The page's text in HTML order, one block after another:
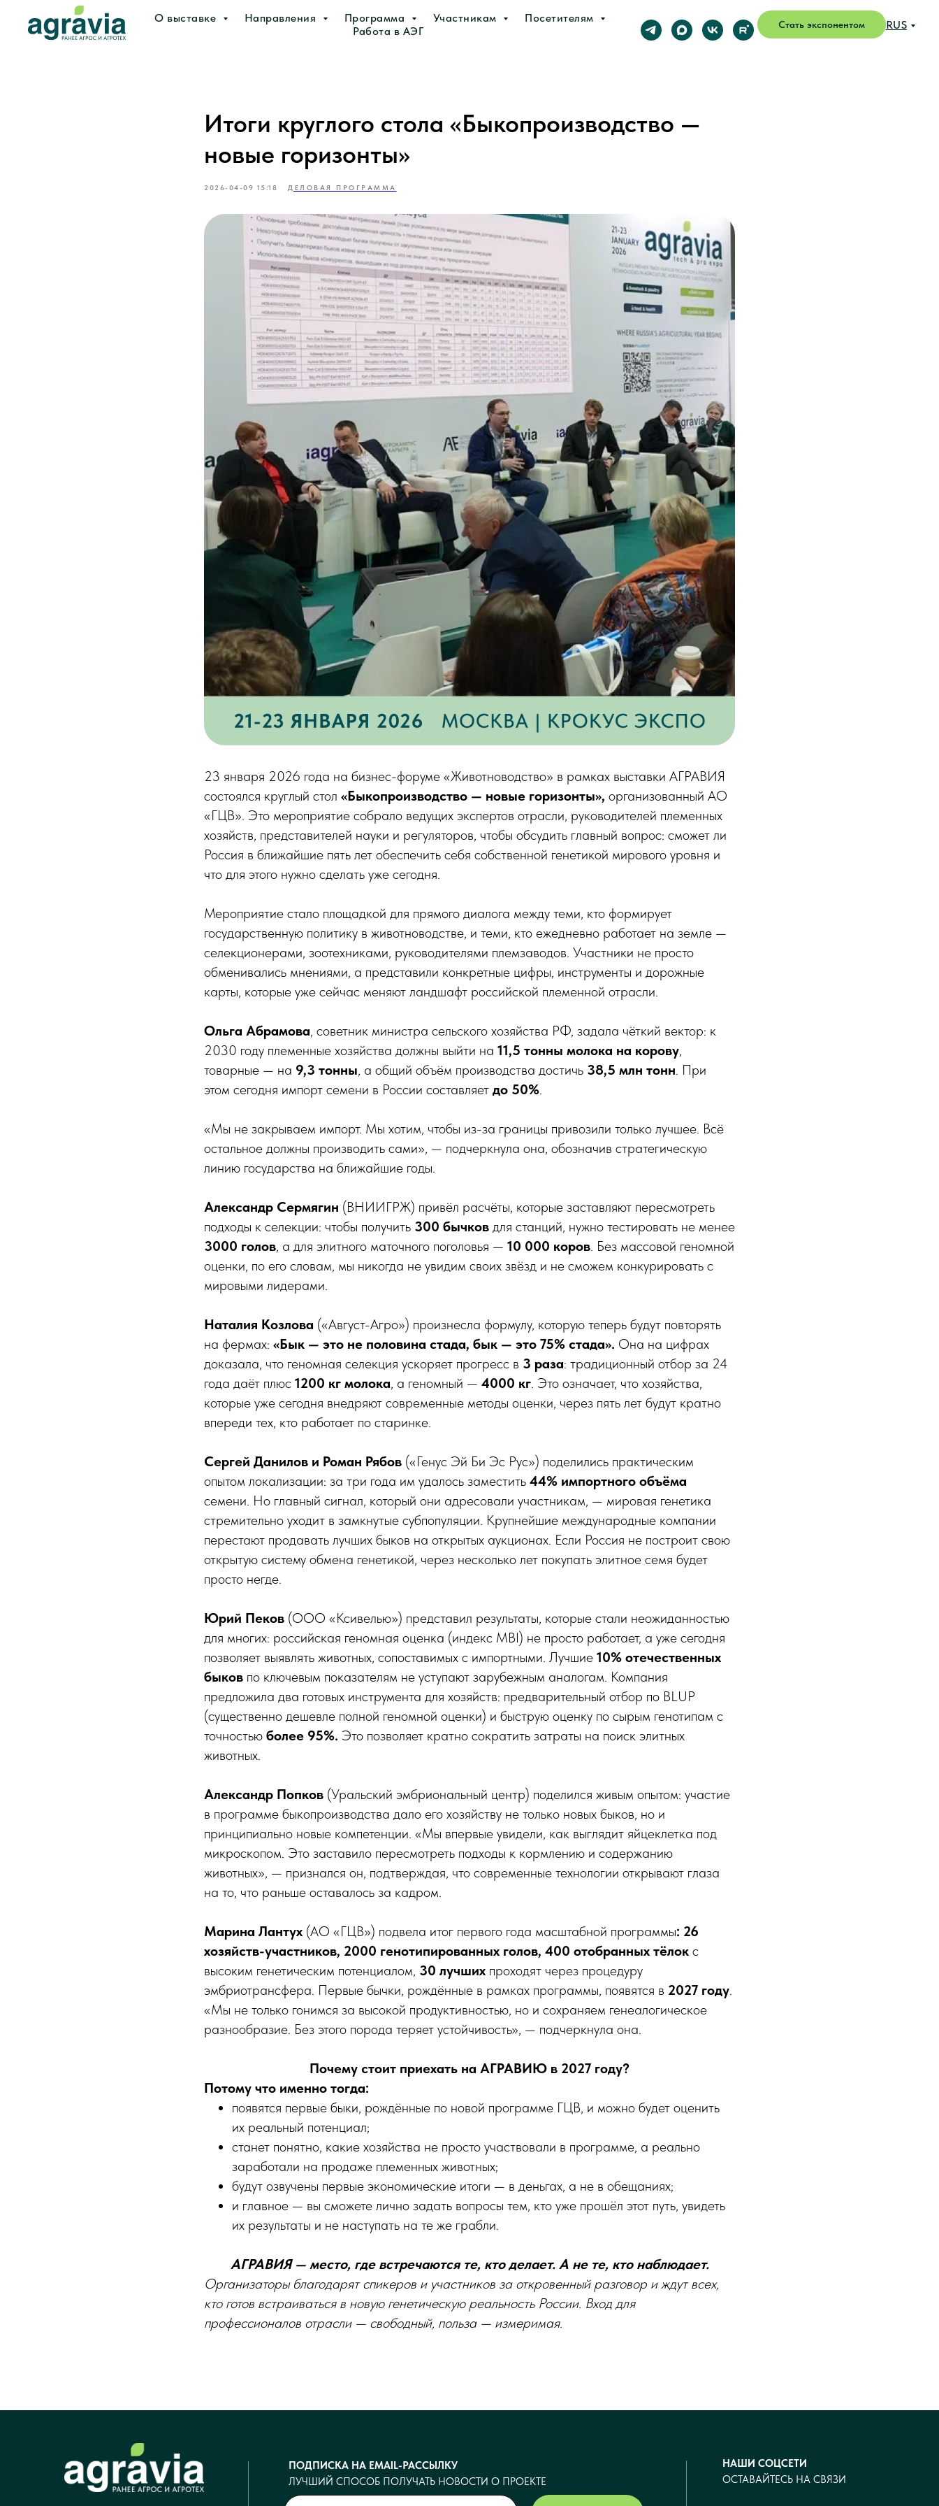
О выставке Направления Программа Участникам
Посетителям
Работа в АЭГ
Стать экспонентом RUS
Итоги круглого стола «Быкопроизводство —
новые горизонты»
2026-04-09 15:18 ДЕЛОВАЯ ПРОГРАММА
23 января 2026 года на бизнес-форуме «Животноводство» в рамках выставки АГРАВИЯ
состоялся круглый стол «Быкопроизводство — новые горизонты», организованный АО
«ГЦВ». Это мероприятие собрало ведущих экспертов отрасли, руководителей племенных
хозяйств, представителей науки и регуляторов, чтобы обсудить главный вопрос: сможет ли
Россия в ближайшие пять лет обеспечить себя собственной генетикой мирового уровня и
что для этого нужно сделать уже сегодня.
Мероприятие стало площадкой для прямого диалога между теми, кто формирует
государственную политику в животноводстве, и теми, кто ежедневно работает на земле —
селекционерами, зоотехниками, руководителями племзаводов. Участники не просто
обменивались мнениями, а представили конкретные цифры, инструменты и дорожные
карты, которые уже сейчас меняют ландшафт российской племенной отрасли.
Ольга Абрамова, советник министра сельского хозяйства РФ, задала чёткий вектор: к
2030 году племенные хозяйства должны выйти на 11,5 тонны молока на корову,
товарные — на 9,3 тонны, а общий объём производства достичь 38,5 млн тонн. При
этом сегодня импорт семени в России составляет до 50%.
«Мы не закрываем импорт. Мы хотим, чтобы из-за границы привозили только лучшее. Всё
остальное должны производить сами», — подчеркнула она, обозначив стратегическую
линию государства на ближайшие годы.
Александр Сермягин (ВНИИГРЖ) привёл расчёты, которые заставляют пересмотреть
подходы к селекции: чтобы получить 300 бычков для станций, нужно тестировать не менее
3000 голов, а для элитного маточного поголовья — 10 000 коров. Без массовой геномной
оценки, по его словам, мы никогда не увидим своих звёзд и не сможем конкурировать с
мировыми лидерами.
Наталия Козлова («Август-Агро») произнесла формулу, которую теперь будут повторять
на фермах: «Бык — это не половина стада, бык — это 75% стада». Она на цифрах
доказала, что геномная селекция ускоряет прогресс в 3 раза: традиционный отбор за 24
года даёт плюс 1200 кг молока, а геномный — 4000 кг. Это означает, что хозяйства,
которые уже сегодня внедряют современные методы оценки, через пять лет будут кратно
впереди тех, кто работает по старинке.
Сергей Данилов и Роман Рябов («Генус Эй Би Эс Рус») поделились практическим
опытом локализации: за три года им удалось заместить 44% импортного объёма
семени. Но главный сигнал, который они адресовали участникам, — мировая генетика
стремительно уходит в замкнутые субпопуляции. Крупнейшие международные компании
перестают продавать лучших быков на открытых аукционах. Если Россия не построит свою
открытую систему обмена генетикой, через несколько лет покупать элитное семя будет
просто негде.
Юрий Пеков (ООО «Ксивелью») представил результаты, которые стали неожиданностью
для многих: российская геномная оценка (индекс MBI) не просто работает, а уже сегодня
позволяет выявлять животных, сопоставимых с импортными. Лучшие 10% отечественных
быков по ключевым показателям не уступают зарубежным аналогам. Компания
предложила два готовых инструмента для хозяйств: предварительный отбор по BLUP
(существенно дешевле полной геномной оценки) и быструю оценку по сырым генотипам с
точностью более 95%. Это позволяет кратно сократить затраты на поиск элитных
животных.
Александр Попков (Уральский эмбриональный центр) поделился живым опытом: участие
в программе быкопроизводства дало его хозяйству не только новых быков, но и
принципиально новые компетенции. «Мы впервые увидели, как выглядит яйцеклетка под
микроскопом. Это заставило пересмотреть подходы к кормлению и содержанию
животных», — признался он, подтверждая, что современные технологии открывают глаза
на то, что раньше оставалось за кадром.
Марина Лантух (АО «ГЦВ») подвела итог первого года масштабной программы: 26
хозяйств-участников, 2000 генотипированных голов, 400 отобранных тёлок с
высоким генетическим потенциалом, 30 лучших проходят через процедуру
эмбриотрансфера. Первые бычки, рождённые в рамках программы, появятся в 2027 году.
«Мы не только гонимся за высокой продуктивностью, но и сохраняем генеалогическое
разнообразие. Без этого порода теряет устойчивость», — подчеркнула она.
Почему стоит приехать на АГРАВИЮ в 2027 году?
Потому что именно тогда:
появятся первые быки, рождённые по новой программе ГЦВ, и можно будет оценить
их реальный потенциал;
станет понятно, какие хозяйства не просто участвовали в программе, а реально
заработали на продаже племенных животных;
будут озвучены первые экономические итоги — в деньгах, а не в обещаниях;
и главное — вы сможете лично задать вопросы тем, кто уже прошёл этот путь, увидеть
их результаты и не наступать на те же грабли.
АГРАВИЯ — место, где встречаются те, кто делает. А не те, кто наблюдает.
Организаторы благодарят спикеров и участников за откровенный разговор и ждут всех,
кто готов встраиваться в новую генетическую реальность России. Вход для
профессионалов отрасли — свободный, польза — измеримая.
НАШИ СОЦСЕТИ
ОСТАВАЙТЕСЬ НА СВЯЗИ
ПОДПИСКА НА EMAIL-РАССЫЛКУ
ЛУЧШИЙ СПОСОБ ПОЛУЧАТЬ НОВОСТИ О ПРОЕКТЕ